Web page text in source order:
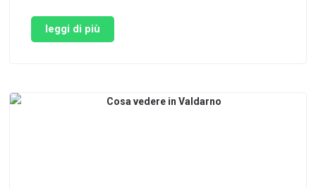
Protetta delle Balze si estende dal comune di
Reggello a quello di Terranuova Bracciolini, in
leggi di più